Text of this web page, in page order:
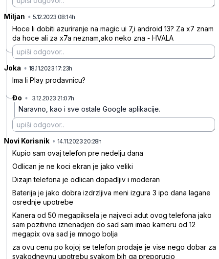
Miljan • 5.12.2023 08:14h
Hoce li dobiti azuriranje na magic ui 7,i android 13? Za x7 znam
da hoce ali za x7a neznam,ako neko zna - HVALA
Joka • 18.11.2023 17:23h
Ima li Play prodavnicu?
Đo • 3.12.2023 21:07h
Naravno, kao i sve ostale Google aplikacije.
Novi Korisnik • 14.11.2023 20:28h
Kupio sam ovaj telefon pre nedelju dana
Odlican je ne koci ekran je jako veliki
Dizajn telefona je odlican dopadljiv i moderan
Baterija je jako dobra izdrzljiva meni izgura 3 ipo dana lagane
osrednje upotrebe
Kanera od 50 megapiksela je najveci adut ovog telefona jako
sam pozitivno iznenadjen do sad sam imao kameru od 12
megapix ova sad je mnogo bolja
za ovu cenu po kojoj se telefon prodaje je vise nego dobar za
svakodnevnu upotrebu svakom bih ga preporucio